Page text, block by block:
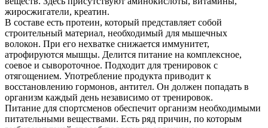
жиросжигатели, креатин.
В составе есть протеин, который представляет собой
строительный материал, необходимый для мышечных
волокон. При его нехватке снижается иммунитет,
атрофируются мышцы. Делится питание на комплексное,
соевое и сывороточное. Подходит для тренировок с
отягощением. Употребление продукта приводит к
восстановлению гормонов, антител. Он должен попадать в
организм каждый день независимо от тренировок.
Питание для спортсменов обеспечит организм необходимыми
питательными веществами. Есть ряд причин, по которым